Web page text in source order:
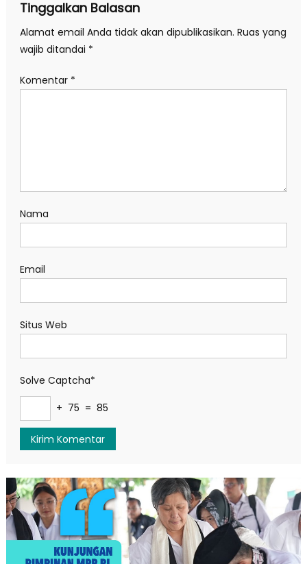
Tinggalkan Balasan
Alamat email Anda tidak akan dipublikasikan. Ruas yang
wajib ditandai *
Komentar *
Nama
Email
Situs Web
Solve Captcha*
+ 75 = 85